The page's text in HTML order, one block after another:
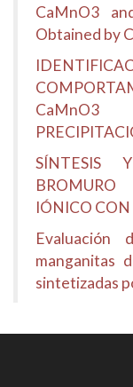
CaMnO3
Obtained by
SÍNTESIS
BROMURO
IÓNICO
manganitas
sintetizadas